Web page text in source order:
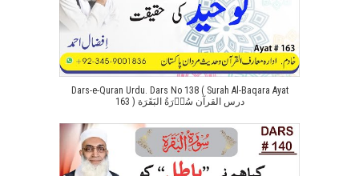
Dars-e-Quran Urdu. Dars No 138 ( Surah Al-Baqara Ayat
163 ) درس القرآن سُوۡرَةُ البَقَرَة